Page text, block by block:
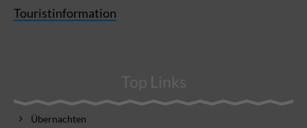
Touristinformation
Top Links
Übernachten